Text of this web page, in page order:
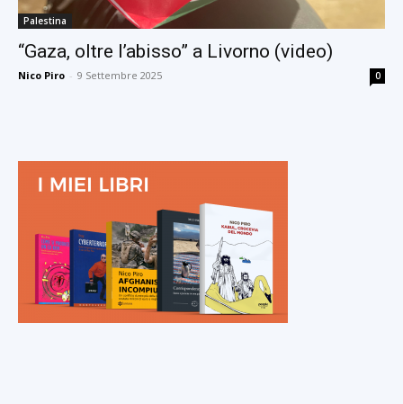
Palestina
“Gaza, oltre l’abisso” a Livorno (video)
Nico Piro - 9 Settembre 2025 0